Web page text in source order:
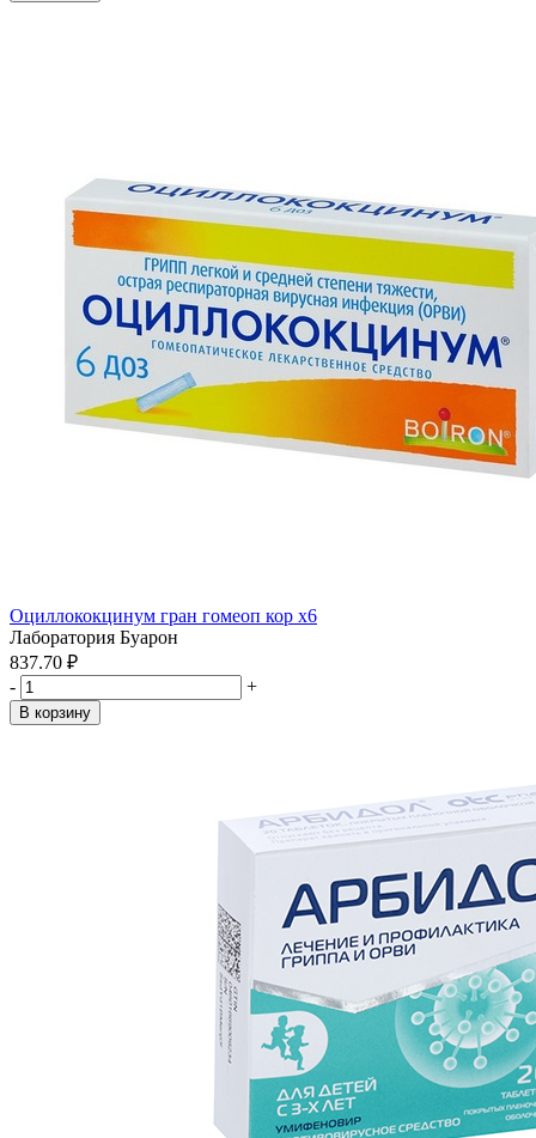
Оциллококцинум гран гомеоп кор x6
Лаборатория Буарон
837.70 ₽
-
+
В корзину